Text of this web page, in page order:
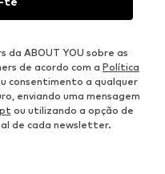
ABOUT YOU sobre as
de acordo com a Política
consentimento a qualquer
enviando uma mensagem
ou utilizando a opção de
de cada newsletter.